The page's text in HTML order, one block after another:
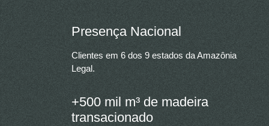
Presença Nacional
Clientes em 6 dos 9 estados da Amazônia
Legal.
+500 mil m³ de madeira
transacionado